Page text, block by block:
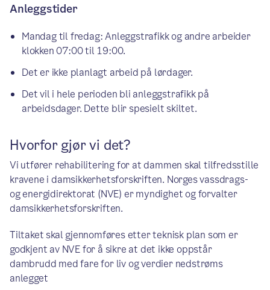
Anleggstider
Mandag til fredag: Anleggstrafikk og andre arbeider
klokken 07:00 til 19:00.
Det er ikke planlagt arbeid på lørdager.
Det vil i hele perioden bli anleggstrafikk på
arbeidsdager. Dette blir spesielt skiltet.
Hvorfor gjør vi det?
Vi utfører rehabilitering for at dammen skal tilfredsstille
kravene i damsikkerhetsforskriften. Norges vassdrags-
og energidirektorat (NVE) er myndighet og forvalter
damsikkerhetsforskriften.
Tiltaket skal gjennomføres etter teknisk plan som er
godkjent av NVE for å sikre at det ikke oppstår
dambrudd med fare for liv og verdier nedstrøms
anlegget